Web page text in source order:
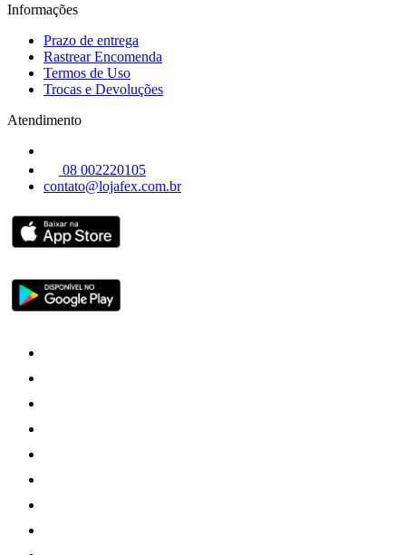
Informações
Prazo de entrega
Rastrear Encomenda
Termos de Uso
Trocas e Devoluções
Atendimento
08 002220105
contato@lojafex.com.br